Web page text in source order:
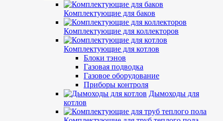
Комплектующие для баков
Комплектующие для коллекторов
Комплектующие для котлов
Блоки тэнов
Газовая подводка
Газовое оборудование
Приборы контроля
Дымоходы для
котлов